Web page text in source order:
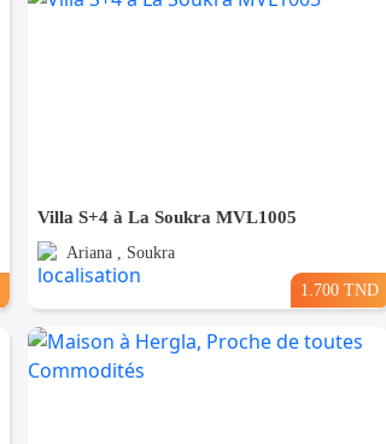
Villa S+4 à La Soukra MVL1005
Ariana , Soukra
1.700 TND